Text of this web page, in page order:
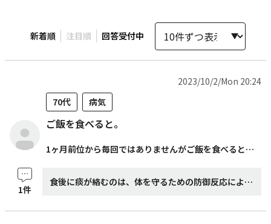
新着順 注目順 回答受付中
70代 病気
2023/10/2/Mon 20:24
ご飯を食べると。
1ヶ月前位から毎回ではありませんがご飯を食べるとタンと一緒に嘔吐してしまいます。 病院で胃の検査や血液検査をしても原因が分からずストレスから来ていると医師には言われました。 自分ではストレスだとは思えず病院を変えようかと思っています。
1件
食後に痰が絡むのは、体を守るための防御反応による場合もございます。 加齢などにより飲み込む力が衰えると本来食道を通って胃に進むべき食べ物が気道に入ってしまうことがあり、肺に入ると誤嚥性肺炎を起こす可能性があります。 それに対して、咳や痰を出して食べ物が気道の奥に入るのを防いでいます。 それに対し、ストレスを受けると交感神経が活発に興奮して、副交感神経は抑制されます。 その結果、胃の消化がうまくいかなかったり、胃の動きが悪くなって吐き気やもたれなどの消化器症状が出ることがあります。 嘔吐の症状が長く続くようであれば別の病院での受診を視野に入れてもいいかもしれませんね！